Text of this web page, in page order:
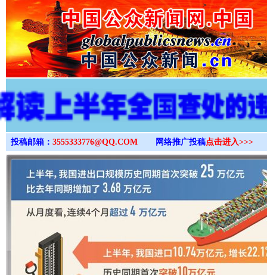
>
投稿邮箱： 3555333776@QQ.COM 网络推广投稿点击进入>>>